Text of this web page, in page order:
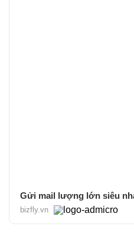
Gửi mail lượng lớn siêu
bizfly.vn